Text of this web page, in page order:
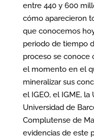
entre 440 y 600
cómo aparecieron
que conocemos
periodo de tiempo
proceso se conoce
el momento en el
mineralizar sus
el IGEO, el IGME,
Universidad de
Complutense de
evidencias de este